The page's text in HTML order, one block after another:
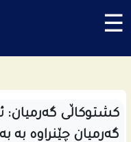
☰
گەرمیان چێنراوە